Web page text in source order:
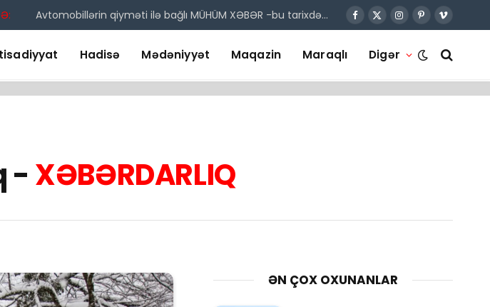
Avtomobillərin qiyməti ilə bağlı MÜHÜM XƏBƏR -bu tarixdə… Facebook
X
Instagram
Pinterest
Vimeo
Hadisə Mədəniyyət Maqazin Maraqlı Digər
- XƏBƏRDARLIQ
ƏN ÇOX OXUNANLAR